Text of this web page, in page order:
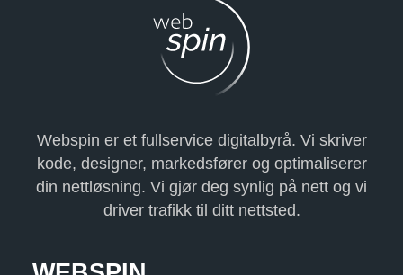
Webspin er et fullservice digitalbyrå. Vi skriver
kode, designer, markedsfører og optimaliserer
din nettløsning. Vi gjør deg synlig på nett og vi
driver trafikk til ditt nettsted.